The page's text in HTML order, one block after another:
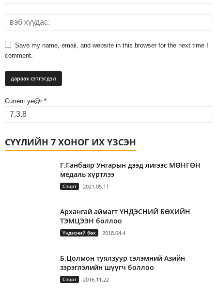
Save my name, email, and website in this browser for the next time I
comment.
Current ye@r *
СҮҮЛИЙН 7 ХОНОГ ИХ ҮЗСЭН
Г.Ганбаяр Унгарын дээд лигээс МӨНГӨН
медаль хүртлээ
Спорт 2021.05.11
Архангай аймагт ҮНДЭСНИЙ БӨХИЙН
ТЭМЦЭЭН боллоо
Үндэсний бөх 2018.04.4
Б.Цолмон туялзуур сэлэмний Азийн
зэрэглэлийн шүүгч боллоо
Спорт 2016.11.22